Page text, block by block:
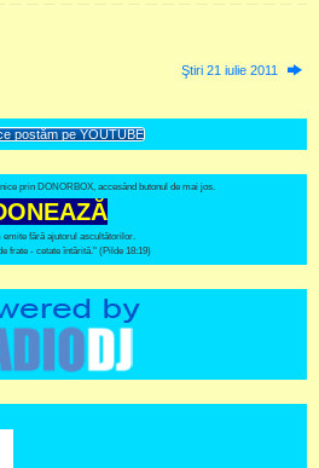
Ştiri 21 iulie 2011
postăm pe YOUTUBE
prin DONORBOX, accesând butonul de mai jos.
emite fără ajutorul ascultătorilor.
frate - cetate întărită." (Pilde 18:19)